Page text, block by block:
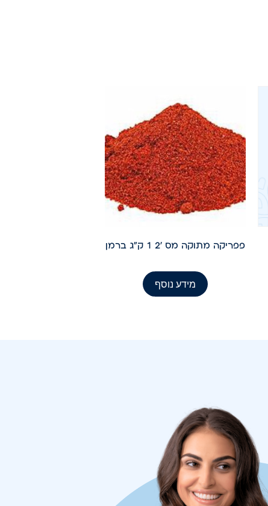
פפריקה מתוקה מס '2 1 ק"ג ברמן
מידע נוסף